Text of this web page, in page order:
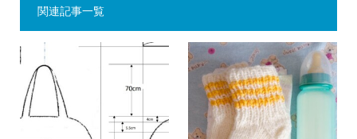
関連記事一覧